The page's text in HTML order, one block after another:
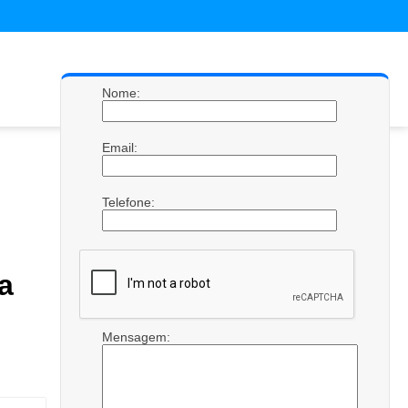
Nome:
Email:
Telefone:
Mensagem: